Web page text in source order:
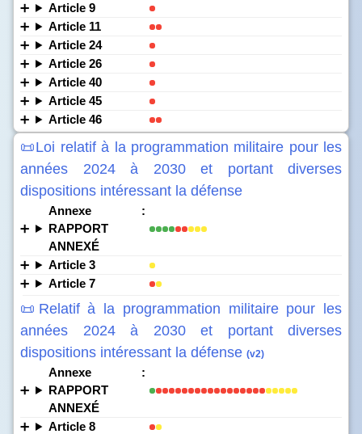
Article 9
Article 11
Article 24
Article 26
Article 40
Article 45
Article 46
📜Loi relatif à la programmation militaire pour les
années 2024 à 2030 et portant diverses
dispositions intéressant la défense
Annexe :
RAPPORT
ANNEXÉ
Article 3
Article 7
📜Relatif à la programmation militaire pour les
années 2024 à 2030 et portant diverses
dispositions intéressant la défense (v2)
Annexe :
RAPPORT
ANNEXÉ
Article 8